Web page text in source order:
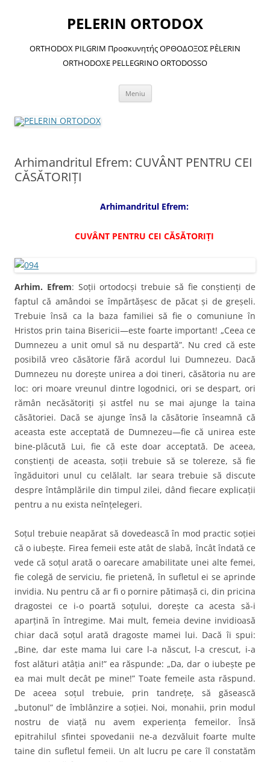
PELERIN ORTODOX
ORTHODOX PILGRIM Προσκυνητής ΟΡΘΟΔΟΞΟΣ PÈLERIN
ORTHODOXE PELLEGRINO ORTODOSSO
Meniu
Arhimandritul Efrem: CUVÂNT PENTRU CEI
CĂSĂTORIŢI
Arhimandritul Efrem:
CUVÂNT PENTRU CEI CĂSĂTORIŢI
Arhim. Efrem: Soţii ortodocşi trebuie să fie conştienţi de
faptul că amândoi se împărtăşesc de păcat şi de greşeli.
Trebuie însă ca la baza familiei să fie o comuniune în
Hristos prin taina Bisericii—este foarte important! „Ceea ce
Dumnezeu a unit omul să nu despartă”. Nu cred că este
posibilă vreo căsătorie fără acordul lui Dumnezeu. Dacă
Dumnezeu nu doreşte unirea a doi tineri, căsătoria nu are
loc: ori moare vreunul dintre logodnici, ori se despart, ori
rămân necăsătoriţi şi astfel nu se mai ajunge la taina
căsătoriei. Dacă se ajunge însă la căsătorie înseamnă că
aceasta este acceptată de Dumnezeu—fie că unirea este
bine-plăcută Lui, fie că este doar acceptată. De aceea,
conştienţi de aceasta, soţii trebuie să se tolereze, să fie
îngăduitori unul cu celălalt. Iar seara trebuie să discute
despre întâmplările din timpul zilei, dând fiecare explicaţii
pentru a nu exista neînţelegeri.
Soţul trebuie neapărat să dovedească în mod practic soţiei
că o iubeşte. Firea femeii este atât de slabă, încât îndată ce
vede că soţul arată o oarecare amabilitate unei alte femei,
fie colegă de serviciu, fie prietenă, în sufletul ei se aprinde
invidia. Nu pentru că ar fi o pornire pătimaşă ci, din pricina
dragostei ce i-o poartă soţului, doreşte ca acesta să-i
aparţină în întregime. Mai mult, femeia devine invidioasă
chiar dacă soţul arată dragoste mamei lui. Dacă îi spui:
„Bine, dar este mama lui care l-a născut, l-a crescut, i-a
fost alături atâţia ani!” ea răspunde: „Da, dar o iubeşte pe
ea mai mult decât pe mine!” Toate femeile asta răspund.
De aceea soţul trebuie, prin tandreţe, să găsească
„butonul” de îmblânzire a soţiei. Noi, monahii, prin modul
nostru de viaţă nu avem experienţa femeilor. Însă
epitrahilul sfintei spovedanii ne-a dezvăluit foarte multe
taine din sufletul femeii. Un alt lucru pe care îl constatăm